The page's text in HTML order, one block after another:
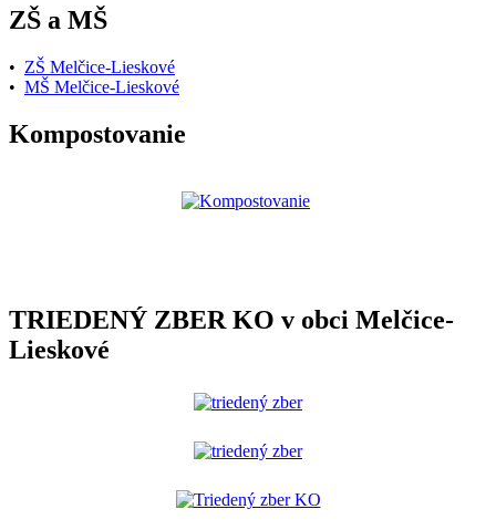
ZŠ a MŠ
• ZŠ Melčice-Lieskové
• MŠ Melčice-Lieskové
Kompostovanie
TRIEDENÝ ZBER KO v obci Melčice-
Lieskové